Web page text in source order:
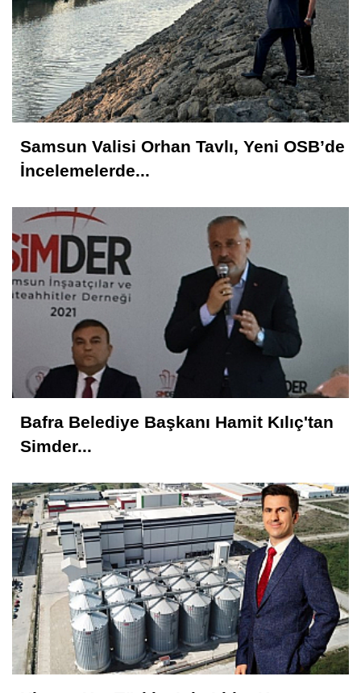
Başkanın Ayak Sesleri!...
İsmet AKTAŞ
Vekil Mi? Asıl Mı?
Hakkı EMİROĞLU
Nedim AYDIN
Samsunspor Hollanda Kampına Nasıl
Başladı?
Metin ATLI
Samsun'a Gelirken Ayakları Titreyecek
Kavranoğlu
Kirli Şehir ve Caddeler!...
Hüseyin KURT
Atatürk'ün Adıyla, Üniter Devletin
Temelleriyle Oynanamaz
Feyzullah Akçay ANIL
Yolun Raconu!...
Samsun Valisi Orhan Tavlı, Yeni OSB’de
İncelemelerde...
Bafra Belediye Başkanı Hamit Kılıç'tan
Simder...